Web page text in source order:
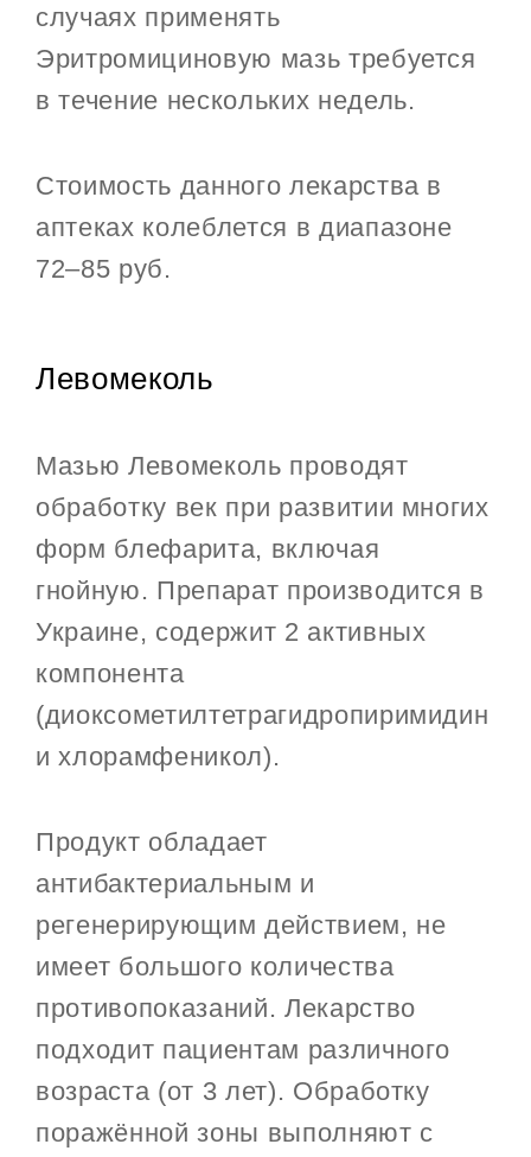
случаях применять
Эритромициновую мазь требуется
в течение нескольких недель.
Стоимость данного лекарства в
аптеках колеблется в диапазоне
72–85 руб.
Левомеколь
Мазью Левомеколь проводят
обработку век при развитии многих
форм блефарита, включая
гнойную. Препарат производится в
Украине, содержит 2 активных
компонента
(диоксометилтетрагидропиримидин
и хлорамфеникол).
Продукт обладает
антибактериальным и
регенерирующим действием, не
имеет большого количества
противопоказаний. Лекарство
подходит пациентам различного
возраста (от 3 лет). Обработку
поражённой зоны выполняют с